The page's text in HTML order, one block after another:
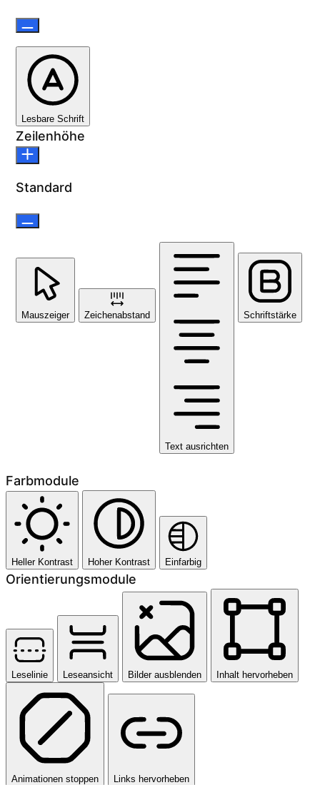
Lesbare Schrift
Zeilenhöhe
Standard
Mauszeiger Zeichenabstand
Text ausrichten
Schriftstärke
Farbmodule
Heller Kontrast Hoher Kontrast Einfarbig
Orientierungsmodule
Leselinie Leseansicht Bilder ausblenden Inhalt hervorheben
Animationen stoppen Links hervorheben